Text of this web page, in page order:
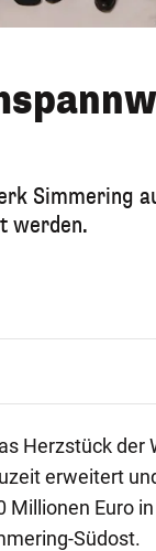
Simmering
werden.
Herzstück der
erweitert
Euro
Südost.